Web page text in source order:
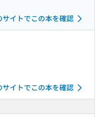
イトでこの本を確認
イトでこの本を確認